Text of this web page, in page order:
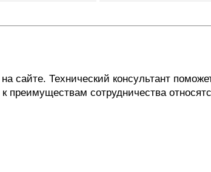
сайте. Технический консультант
преимуществам сотрудничества